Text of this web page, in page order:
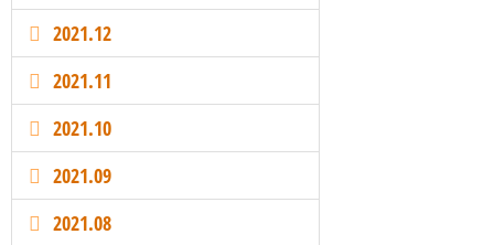
2021.12
2021.11
2021.10
2021.09
2021.08